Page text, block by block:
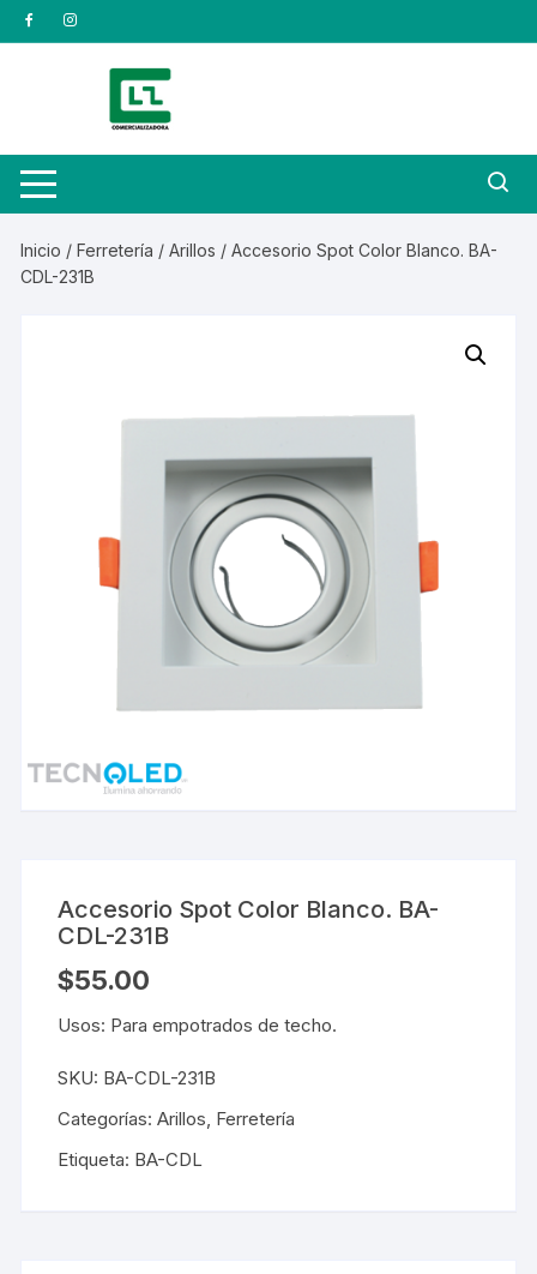
Saltar
al
Inicio /Ferretería /Arillos / Accesorio Spot Color Blanco. BA-
CDL-231B
Accesorio Spot Color Blanco. BA-
CDL-231B
$55.00
Usos: Para empotrados de techo.
SKU: BA-CDL-231B
Categorías:Arillos Ferretería
Etiqueta: BA-CDL